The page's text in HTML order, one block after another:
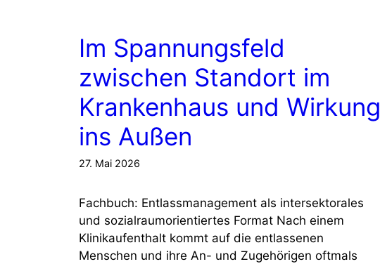
Im Spannungsfeld
zwischen Standort im
Krankenhaus und Wirkung
ins Außen
27. Mai 2026
Fachbuch: Entlassmanagement als intersektorales
und sozialraumorientiertes Format Nach einem
Klinikaufenthalt kommt auf die entlassenen
Menschen und ihre An- und Zugehörigen oftmals